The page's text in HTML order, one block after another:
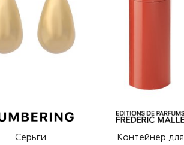
Серьги
Контейнер для